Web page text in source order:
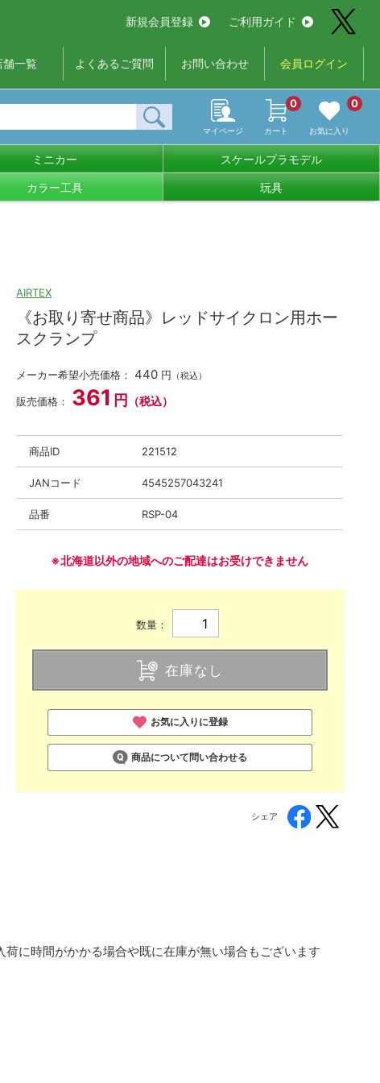
新規会員登録 ご利用ガイド
舗一覧 よくあるご質問 お問い合わせ 会員ログイン
マイページ カート
0
お気に入り
0
ミニカー スケールプラモデル
カラー工具 玩具
AIRTEX
《お取り寄せ商品》レッドサイクロン用ホー
スクランプ
メーカー希望小売価格： 440 円 （税込）
販売価格： 361 円 （税込）
商品ID 221512
JANコード 4545257043241
品番 RSP-04
※北海道以外の地域へのご配達はお受けできません
数量：
在庫なし
お気に入りに登録
商品について問い合わせる
シェア
に時間がかかる場合や既に在庫が無い場合もございます